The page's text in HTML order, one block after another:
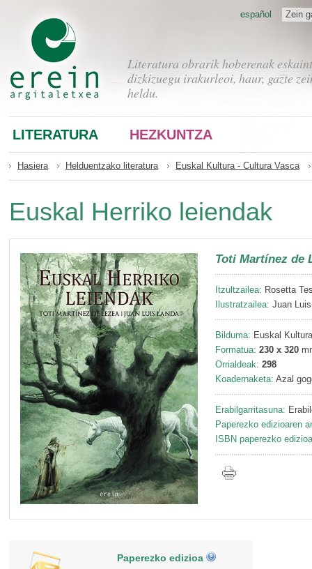
Literatura obrarik hoberenak
dizkizuegu irakurleoi, haur, gazte
heldu.
Zein
español
LITERATURA HEZKUNTZA
Hasiera Helduentzako literatura Euskal Kultura - Cultura Vasca
Euskal Herriko leiendak
Toti Martínez de
Itzultzailea: Rosetta
Ilustratzailea: Juan
Bilduma: Euskal
Formatua: 230 x 320
Orrialdeak: 298
Koadernaketa: Azal
Erabilgarritasuna:
Paperezko edizioaren
ISBN paperezko
Paperezko edizioa